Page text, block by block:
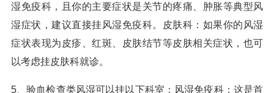
湿免疫科，且你的主要症状是关节的疼痛、肿胀等典型风
湿症状，建议直接挂风湿免疫科。皮肤科：如果你的风湿
症状表现为皮疹、红斑、皮肤结节等皮肤相关症状，也可
以考虑挂皮肤科就诊。
5、验血检查类风湿可以挂以下科室：风湿免疫科：这是首